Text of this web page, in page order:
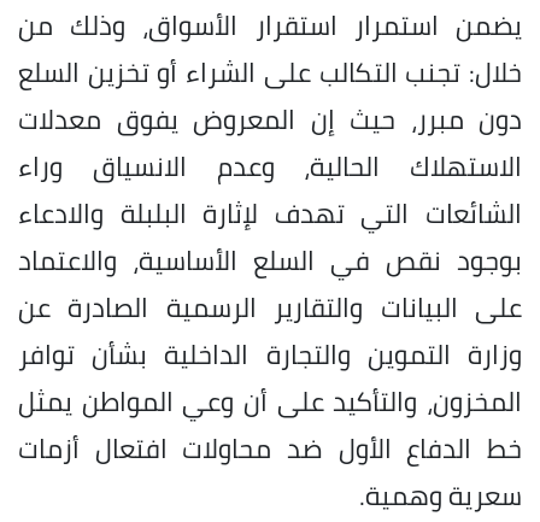
يضمن استمرار استقرار الأسواق، وذلك من
خلال: تجنب التكالب على الشراء أو تخزين السلع
دون مبرر، حيث إن المعروض يفوق معدلات
الاستهلاك الحالية، وعدم الانسياق وراء
الشائعات التي تهدف لإثارة البلبلة والادعاء
بوجود نقص في السلع الأساسية، والاعتماد
على البيانات والتقارير الرسمية الصادرة عن
وزارة التموين والتجارة الداخلية بشأن توافر
المخزون، والتأكيد على أن وعي المواطن يمثل
خط الدفاع الأول ضد محاولات افتعال أزمات
سعرية وهمية.